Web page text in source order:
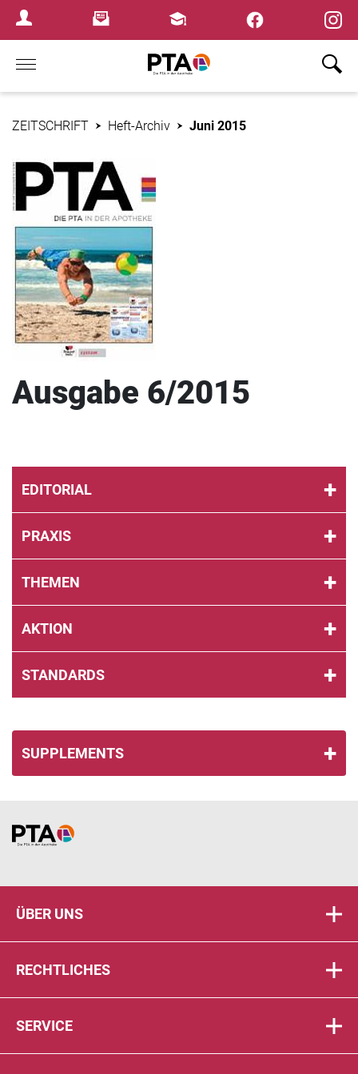
Login MenuNewsletterFortbildungen
Home
ZEITSCHRIFT Heft-Archiv Juni 2015
Ausgabe 6/2015
EDITORIAL
PRAXIS
THEMEN
AKTION
STANDARDS
SUPPLEMENTS
Home
ÜBER UNS
RECHTLICHES
SERVICE
×